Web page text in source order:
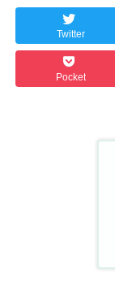
Twitter
Pocket